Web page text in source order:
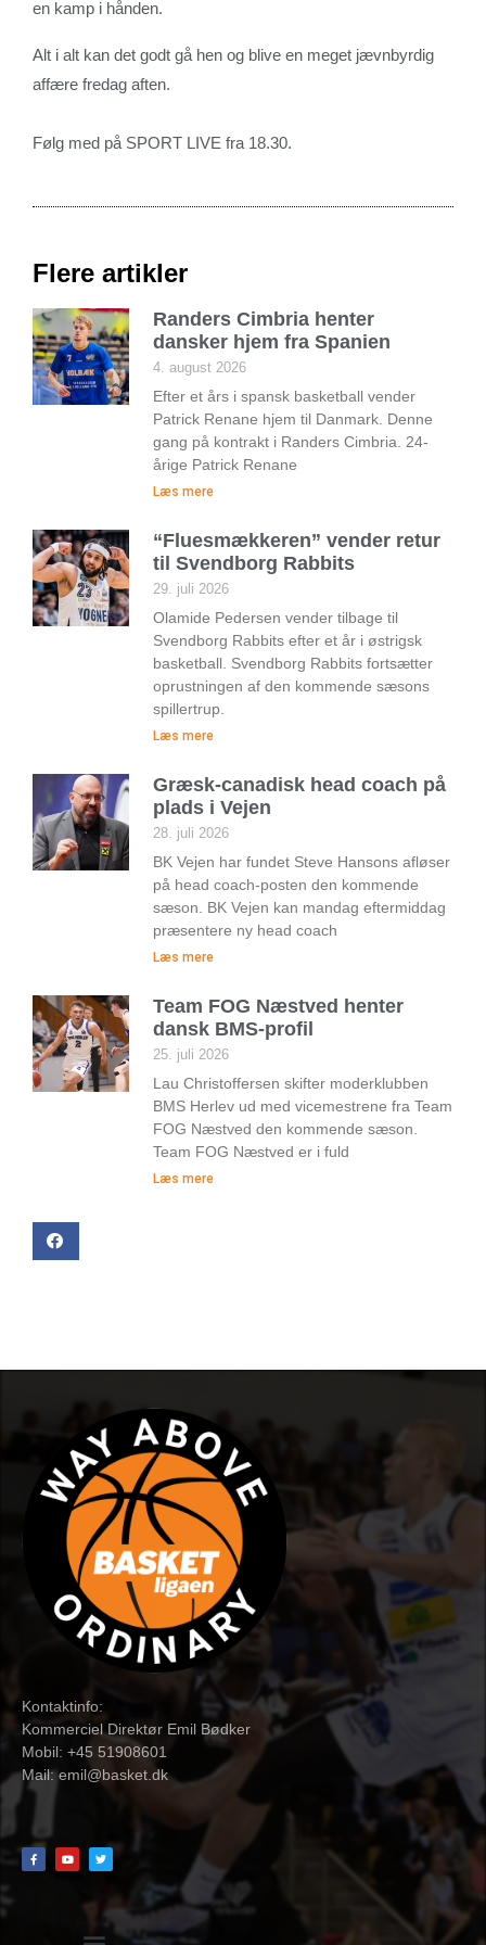
en kamp i hånden.
Alt i alt kan det godt gå hen og blive en meget jævnbyrdig
affære fredag aften.
Følg med på SPORT LIVE fra 18.30.
Flere artikler
Randers Cimbria henter
dansker hjem fra Spanien
4. august 2026
Efter et års i spansk basketball vender
Patrick Renane hjem til Danmark. Denne
gang på kontrakt i Randers Cimbria. 24-
årige Patrick Renane
Læs mere
“Fluesmækkeren” vender retur
til Svendborg Rabbits
29. juli 2026
Olamide Pedersen vender tilbage til
Svendborg Rabbits efter et år i østrigsk
basketball. Svendborg Rabbits fortsætter
oprustningen af den kommende sæsons
spillertrup.
Læs mere
Græsk-canadisk head coach på
plads i Vejen
28. juli 2026
BK Vejen har fundet Steve Hansons afløser
på head coach-posten den kommende
sæson. BK Vejen kan mandag eftermiddag
præsentere ny head coach
Læs mere
Team FOG Næstved henter
dansk BMS-profil
25. juli 2026
Lau Christoffersen skifter moderklubben
BMS Herlev ud med vicemestrene fra Team
FOG Næstved den kommende sæson.
Team FOG Næstved er i fuld
Læs mere
Kontaktinfo:
Kommerciel Direktør Emil Bødker
Mobil: +45 51908601
Mail:emil@basket.dk